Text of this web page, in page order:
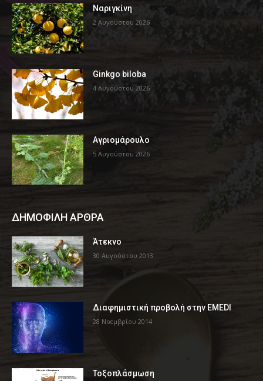
Ναριγκίνη
2 Αυγούστου 2026
Ginkgo biloba
4 Αυγούστου 2026
Αγριομάρουλο
5 Αυγούστου 2026
ΔΗΜΟΦΙΛΗ ΑΡΘΡΑ
Άτεκνο
30 Αυγούστου 2013
Διαφημιστική προβολή στην EMEDI
28 Νοεμβρίου 2014
Τοξοπλάσμωση